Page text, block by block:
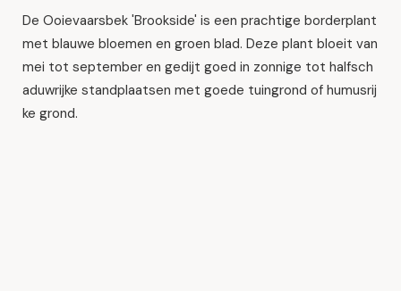
De Ooievaarsbek 'Brookside' is een prachtige borderplant
met blauwe bloemen en groen blad. Deze plant bloeit van
mei tot september en gedijt goed in zonnige tot halfsch
aduwrijke standplaatsen met goede tuingrond of humusrij
ke grond.